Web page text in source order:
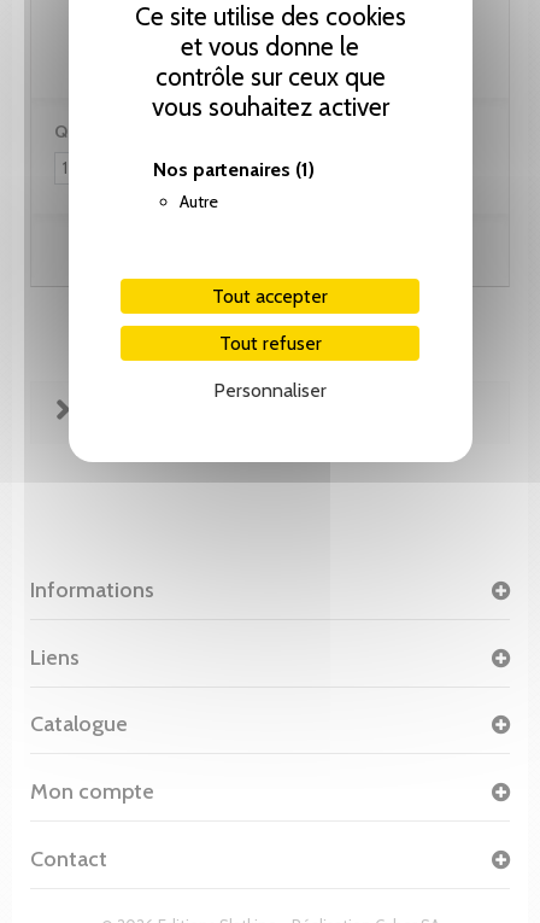
Ce site utilise des cookies
et vous donne le
contrôle sur ceux que
vous souhaitez activer
Nos partenaires (1)
Autre
Tout accepter
Tout refuser
Personnaliser
87.20 CHF
Quantité :
Informations
Liens
Catalogue
Mon compte
Contact